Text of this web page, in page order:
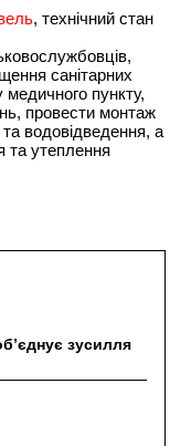
зусилля
, технічний стан
санітарних
медичного пункту,
провести монтаж
водовідведення, а
та утеплення